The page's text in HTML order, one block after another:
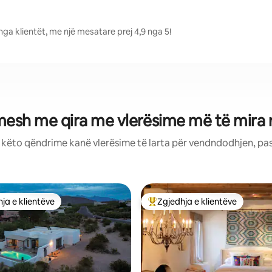
klientët, me një mesatare prej 4,9 nga 5!
me qira me vlerësime më të mira
qëndrime kanë vlerësime të larta për vendndodhjen,
e zgjedhjeve të klientëve
e klientëve Më të mirat e zgjedhjeve të
Zgjedhja e klientëve